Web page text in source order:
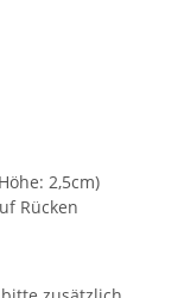
2,5cm)
Rücken